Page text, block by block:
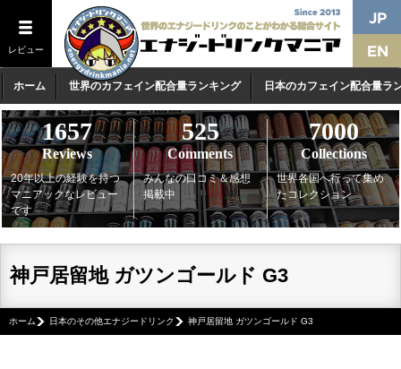
レビュー
ホーム 世界のカフェイン配合量ランキング 日本のカフェイン配合量ラ
1657
Reviews
20年以上の経験を持つ
マニアックなレビュー
です
525
Comments
みんなの口コミ＆感想
掲載中
7000
Collections
世界各国へ行って集め
たコレクション
神戸居留地 ガツンゴールド G3
ホーム 日本のその他エナジードリンク 神戸居留地 ガツンゴールド G3